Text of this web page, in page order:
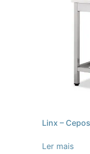
Linx – Cepos
Ler mais